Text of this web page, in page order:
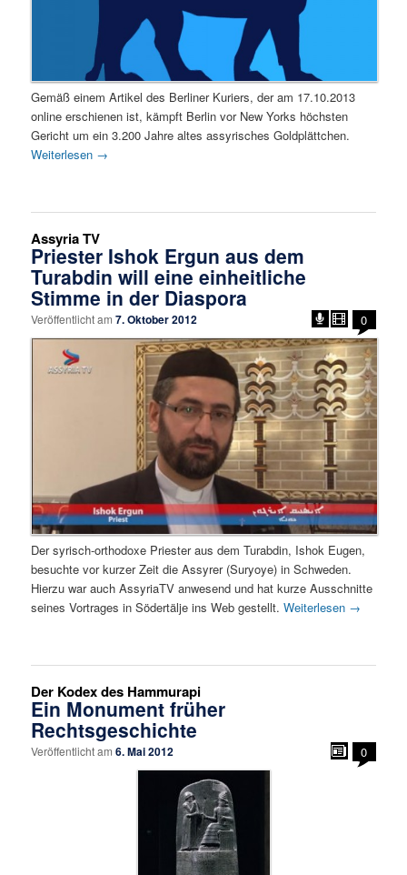
Gemäß einem Artikel des Berliner Kuriers, der am 17.10.2013
online erschienen ist, kämpft Berlin vor New Yorks höchsten
Gericht um ein 3.200 Jahre altes assyrisches Goldplättchen.
Weiterlesen →
Assyria TV
Priester Ishok Ergun aus dem
Turabdin will eine einheitliche
Stimme in der Diaspora
Veröffentlicht am7. Oktober 2012 0
Der syrisch-orthodoxe Priester aus dem Turabdin, Ishok Eugen,
besuchte vor kurzer Zeit die Assyrer (Suryoye) in Schweden.
Hierzu war auch AssyriaTV anwesend und hat kurze Ausschnitte
seines Vortrages in Södertälje ins Web gestellt.Weiterlesen →
Der Kodex des Hammurapi
Ein Monument früher
Rechtsgeschichte
Veröffentlicht am6. Mai 2012 0